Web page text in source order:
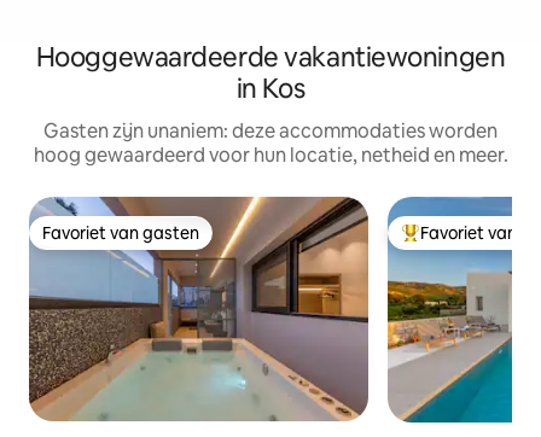
Hooggewaardeerde vakantiewoningen
in Kos
Gasten zijn unaniem: deze accommodaties worden
hoog gewaardeerd voor hun locatie, netheid en meer.
Favoriet van gasten
Favoriet van gasten Topfavoriet van
Favoriet van